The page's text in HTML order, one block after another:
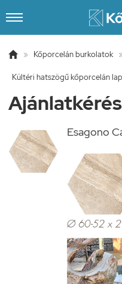
 » Kőporcelán burkolatok »
Kültéri hatszögű kőporcelán
Ajánlatkérés
Esagono